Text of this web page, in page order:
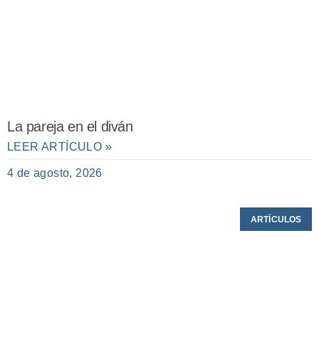
La pareja en el diván
LEER ARTÍCULO »
4 de agosto, 2026
ARTÍCULOS